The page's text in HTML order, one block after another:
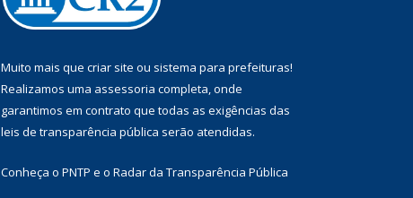
Muito mais que criar site ou sistema para prefeituras!
Realizamos uma assessoria completa, onde
garantimos em contrato que todas as exigências das
leis de transparência pública serão atendidas.
Conheça o PNTP e o Radar da Transparência Pública